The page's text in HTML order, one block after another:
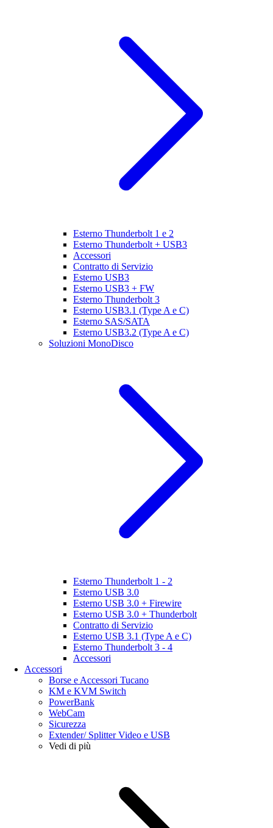
Esterno Thunderbolt 1 e 2
Esterno Thunderbolt + USB3
Accessori
Contratto di Servizio
Esterno USB3
Esterno USB3 + FW
Esterno Thunderbolt 3
Esterno USB3.1 (Type A e C)
Esterno SAS/SATA
Esterno USB3.2 (Type A e C)
Soluzioni MonoDisco
Esterno Thunderbolt 1 - 2
Esterno USB 3.0
Esterno USB 3.0 + Firewire
Esterno USB 3.0 + Thunderbolt
Contratto di Servizio
Esterno USB 3.1 (Type A e C)
Esterno Thunderbolt 3 - 4
Accessori
Accessori
Borse e Accessori Tucano
KM e KVM Switch
PowerBank
WebCam
Sicurezza
Extender/ Splitter Video e USB
Vedi di più